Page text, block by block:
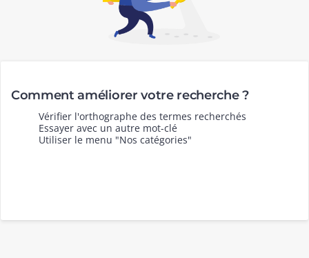
Comment améliorer votre recherche ?
Vérifier l'orthographe des termes recherchés
Essayer avec un autre mot-clé
Utiliser le menu "Nos catégories"